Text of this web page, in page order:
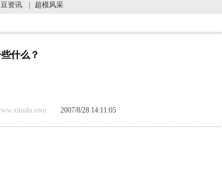
资讯 超模风采
什么？
2007/8/28 14:11:05